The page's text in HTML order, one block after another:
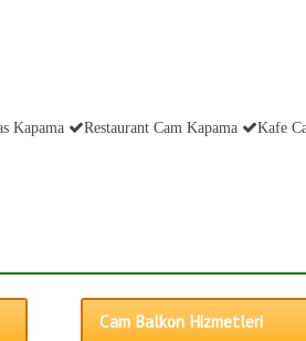
Kapama Restaurant Cam Kapama Kafe
Cam Balkon Hizmetleri